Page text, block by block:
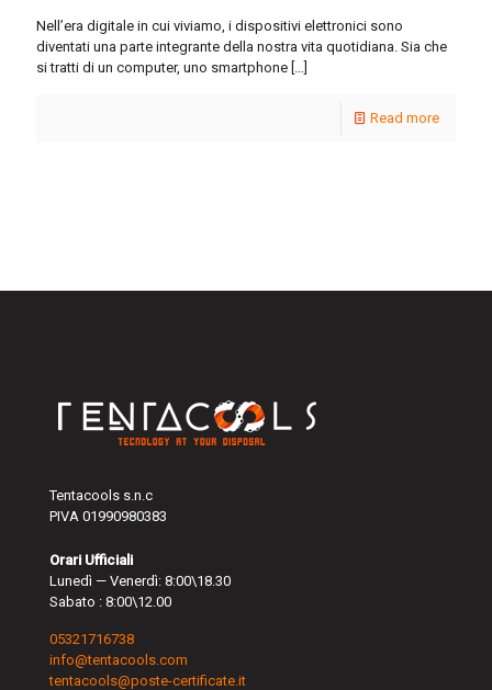
Nell’era digitale in cui viviamo, i dispositivi elettronici sono
diventati una parte integrante della nostra vita quotidiana. Sia che
si tratti di un computer, uno smartphone […]
Read more
Tentacools s.n.c
PIVA 01990980383
Orari Ufficiali
Lunedì — Venerdì: 8:00\18.30
Sabato : 8:00\12.00
05321716738
info@tentacools.com
tentacools@poste-certificate.it